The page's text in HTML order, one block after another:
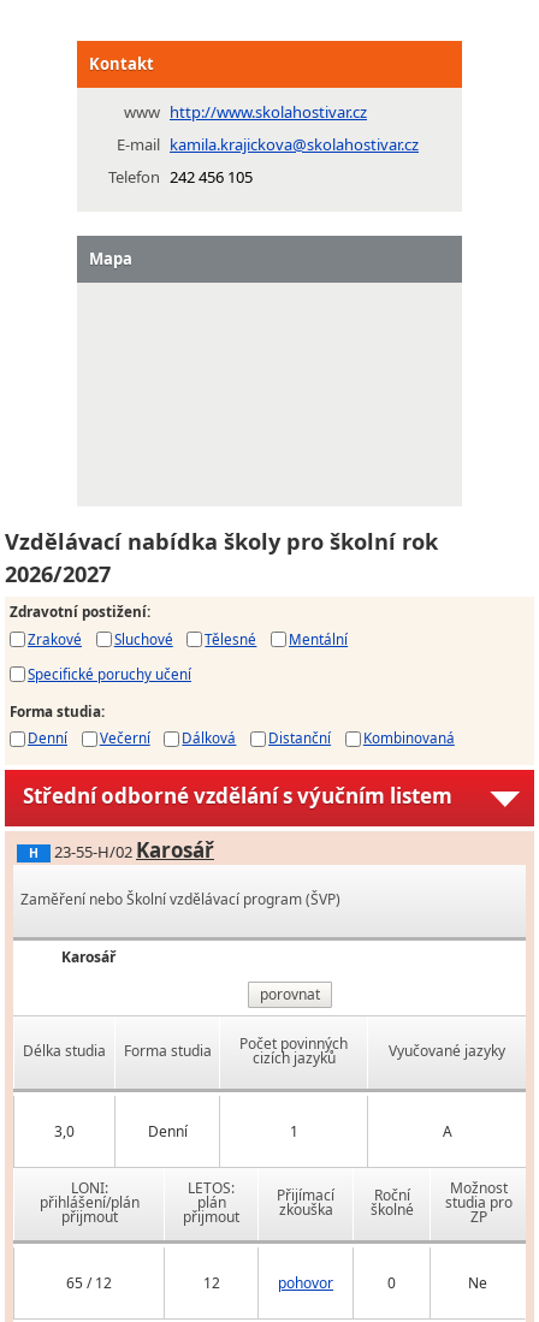
Kontakt
www http://www.skolahostivar.cz
E-mail kamila.krajickova@skolahostivar.cz
Telefon 242 456 105
Mapa
Vzdělávací nabídka školy pro školní rok
2026/2027
Zdravotní postižení:
Zrakové
Sluchové Tělesné
Mentální
Specifické poruchy učení
Forma studia:
Denní
Večerní Dálková Distanční Kombinovaná
Střední odborné vzdělání s výučním listem
H 23-55-H/02 Karosář
Zaměření nebo Školní vzdělávací program (ŠVP)
Karosář
porovnat
Délka studia Forma studia Počet povinných
cizích jazyků Vyučované jazyky
3,0 Denní 1 A
LONI:
přihlášení/plán
přijmout
LETOS:
plán
přijmout
Přijímací
zkouška
Roční
školné
Možnost
studia pro
ZP
65 / 12 12 pohovor 0 Ne